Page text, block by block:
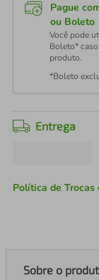
Pague
ou Boleto
Você pode
Boleto*
produto.
*Boleto
Entrega
Política de Trocas
Sobre o